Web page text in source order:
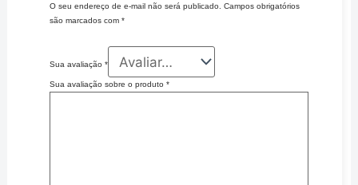
O seu endereço de e-mail não será publicado. Campos obrigatórios
são marcados com *
Sua avaliação *
Sua avaliação sobre o produto *